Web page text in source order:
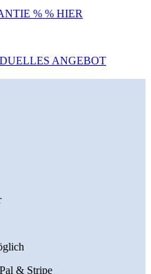
% % HIER
ANGEBOT
& Stripe